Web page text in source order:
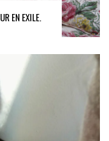
EN EXILE.